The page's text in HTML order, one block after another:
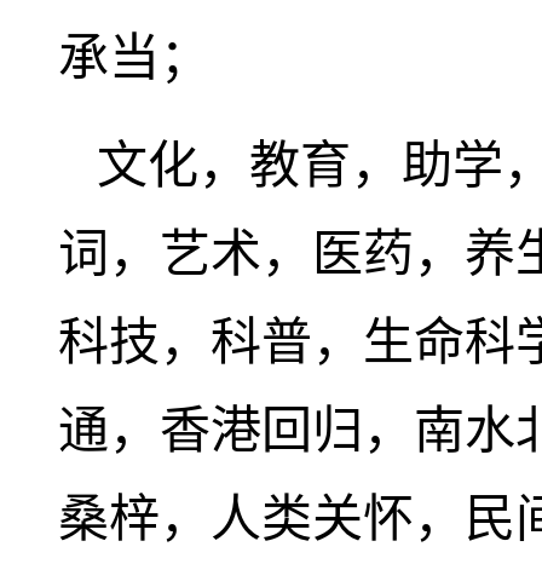
承当；
文化，教育，助学
词，艺术，医药，养
科技，科普，生命科
通，香港回归，南水
桑梓，人类关怀，民